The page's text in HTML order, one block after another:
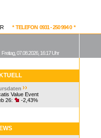
* TELEFON 0931 - 250 994 0 *
Value Event
26:
-2,43%
Freitag, 07.08.2026, 16:17 Uhr